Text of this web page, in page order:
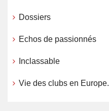
Dossiers
Echos de passionnés
Inclassable
Vie des clubs en Europe.